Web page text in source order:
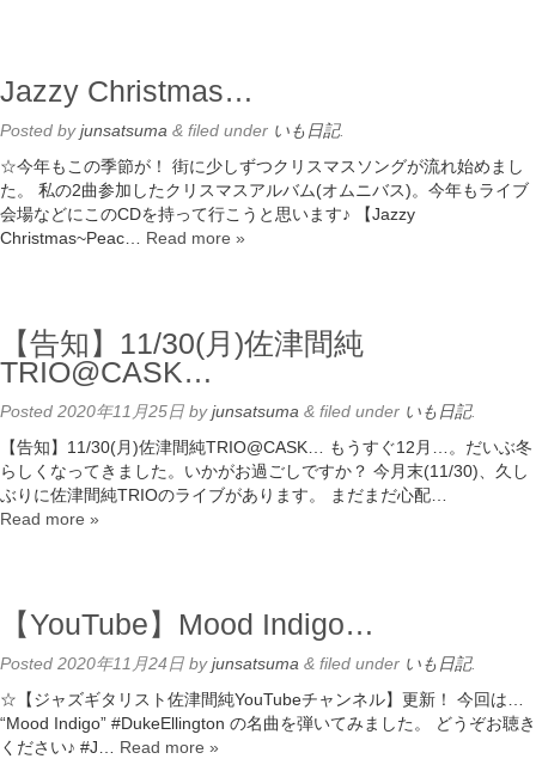
Jazzy Christmas…
Posted byjunsatsuma & filed under いも日記.
☆今年もこの季節が！ 街に少しずつクリスマスソングが流れ始めまし
た。 私の2曲参加したクリスマスアルバム(オムニバス)。今年もライブ
会場などにこのCDを持って行こうと思います♪ 【Jazzy
Christmas~Peac… Read more »
【告知】11/30(月)佐津間純
TRIO@CASK…
Posted 2020年11月25日 byjunsatsuma & filed under いも日記.
【告知】11/30(月)佐津間純TRIO@CASK… もうすぐ12月…。だいぶ冬
らしくなってきました。いかがお過ごしですか？ 今月末(11/30)、久し
ぶりに佐津間純TRIOのライブがあります。 まだまだ心配…
Read more »
【YouTube】Mood Indigo…
Posted 2020年11月24日 byjunsatsuma & filed under いも日記.
☆【ジャズギタリスト佐津間純YouTubeチャンネル】更新！ 今回は…
“Mood Indigo” #DukeEllington の名曲を弾いてみました。 どうぞお聴き
ください♪ #J… Read more »